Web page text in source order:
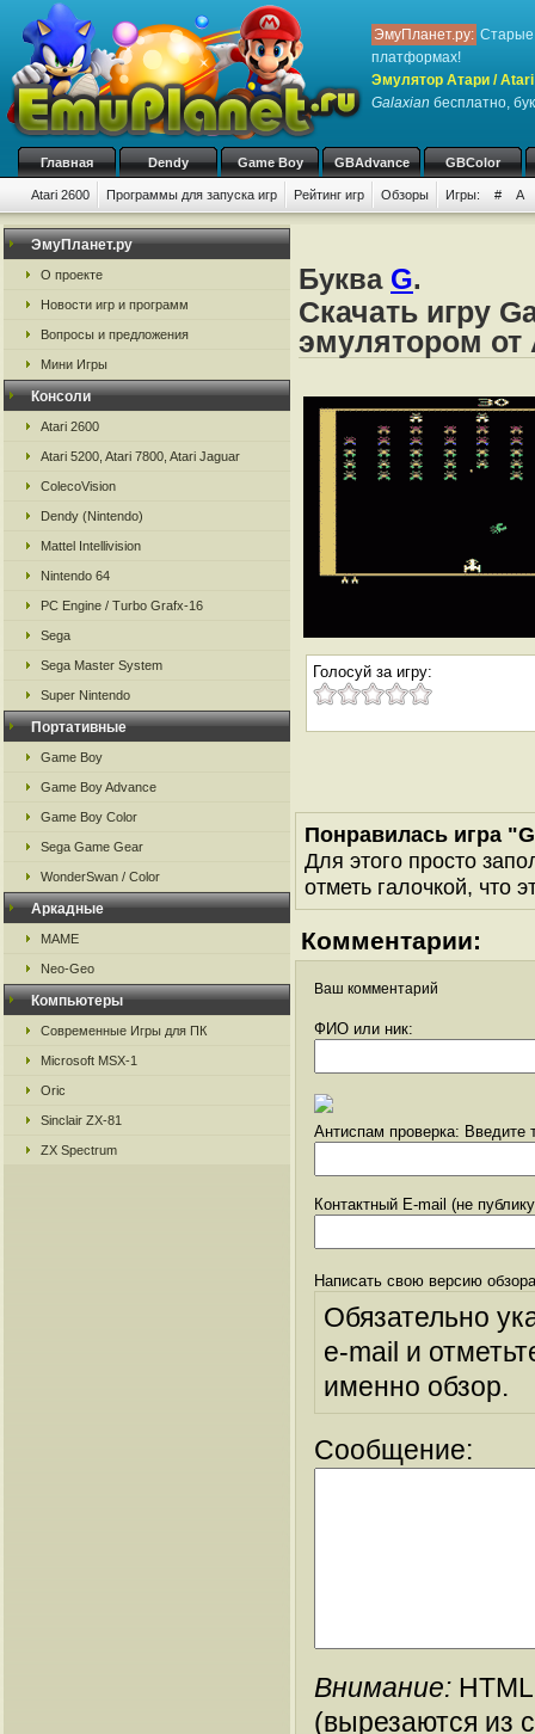
ЭмуПланет.ру: Старые
платформах!
Эмулятор Атари /
Galaxian бесплатно,
Главная Dendy Game Boy GBAdvance GBColor
Atari 2600 Программы для запуска игр Рейтинг игр Обзоры Игры: # A
ЭмуПланет.ру
О проекте
Новости игр и программ
Вопросы и предложения
Мини Игры
Консоли
Atari 2600
Atari 5200, Atari 7800, Atari Jaguar
ColecoVision
Dendy (Nintendo)
Mattel Intellivision
Nintendo 64
PC Engine / Turbo Grafx-16
Sega
Sega Master System
Super Nintendo
Портативные
Game Boy
Game Boy Advance
Game Boy Color
Sega Game Gear
WonderSwan / Color
Аркадные
MAME
Neo-Geo
Компьютеры
Современные Игры для ПК
Microsoft MSX-1
Oric
Sinclair ZX-81
ZX Spectrum
Буква G.
Скачать игру
эмулятором от
Голосуй за игру:
Понравилась игра
Для этого просто
отметь галочкой, что
Комментарии:
Ваш комментарий
ФИО или ник:
Антиспам проверка: Введите
Контактный E-mail (не
Написать свою версию
Обязательно
e-mail и
именно обзор.
Сообщение:
Внимание:
(вырезаются из